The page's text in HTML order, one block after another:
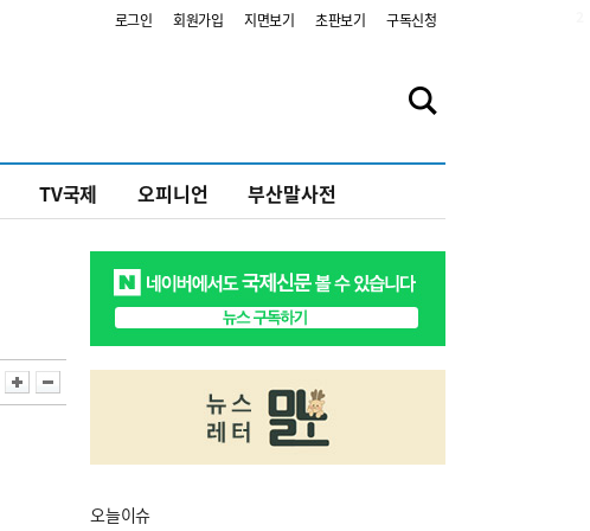
로그인 회원가입 지면보기 초판보기 구독신청
TV국제 오피니언 부산말사전
오늘이슈